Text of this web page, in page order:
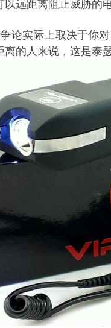
远距离阻止威胁的
论实际上取决于你
的人来说，这是泰